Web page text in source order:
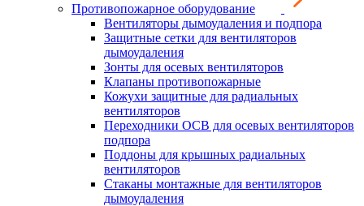
Противопожарное оборудование
Вентиляторы дымоудаления и подпора
Защитные сетки для вентиляторов
дымоудаления
Зонты для осевых вентиляторов
Клапаны противопожарные
Кожухи защитные для радиальных
вентиляторов
Переходники ОСВ для осевых вентиляторов
подпора
Поддоны для крышных радиальных
вентиляторов
Стаканы монтажные для вентиляторов
дымоудаления